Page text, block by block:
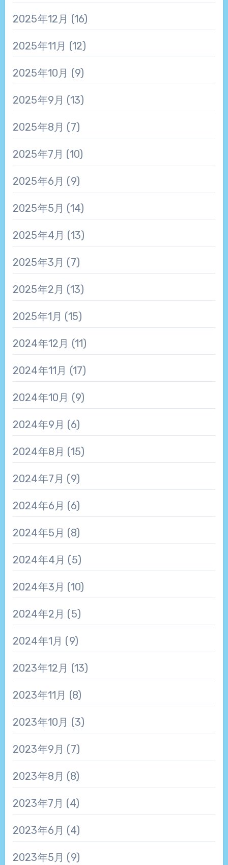
2025年12月 (16)
2025年11月 (12)
2025年10月 (9)
2025年9月 (13)
2025年8月 (7)
2025年7月 (10)
2025年6月 (9)
2025年5月 (14)
2025年4月 (13)
2025年3月 (7)
2025年2月 (13)
2025年1月 (15)
2024年12月 (11)
2024年11月 (17)
2024年10月 (9)
2024年9月 (6)
2024年8月 (15)
2024年7月 (9)
2024年6月 (6)
2024年5月 (8)
2024年4月 (5)
2024年3月 (10)
2024年2月 (5)
2024年1月 (9)
2023年12月 (13)
2023年11月 (8)
2023年10月 (3)
2023年9月 (7)
2023年8月 (8)
2023年7月 (4)
2023年6月 (4)
2023年5月 (9)